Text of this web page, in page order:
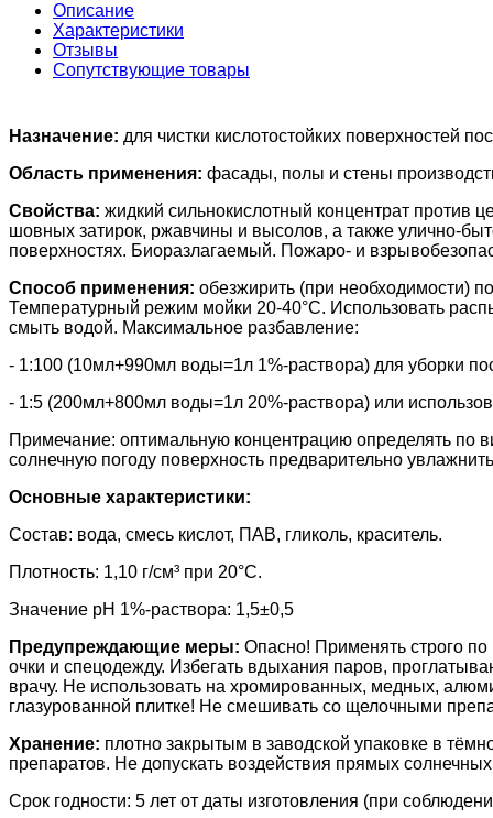
Описание
Характеристики
Отзывы
Сопутствующие товары
Назначение: для чистки кислотостойких поверхностей
Область применения: фасады, полы и стены
Свойства: жидкий сильнокислотный концентрат против
шовных затирок, ржавчины и высолов, а также улично-
поверхностях. Биоразлагаемый. Пожаро- и
Способ применения: обезжирить (при необходимости)
Температурный режим мойки 20-40°С. Использовать
смыть водой. Максимальное разбавление:
- 1:100 (10мл+990мл воды=1л 1%-раствора) для уборки
- 1:5 (200мл+800мл воды=1л 20%-раствора) или
Примечание: оптимальную концентрацию определять по
солнечную погоду поверхность предварительно
Основные характеристики:
Состав: вода, смесь кислот, ПАВ, гликоль, краситель.
Плотность: 1,10 г/см³ при 20°С.
Значение pH 1%-раствора: 1,5±0,5
Предупреждающие меры: Опасно! Применять строго
очки и спецодежду. Избегать вдыхания паров,
врачу. Не использовать на хромированных, медных,
глазурованной плитке! Не смешивать со щелочными
Хранение: плотно закрытым в заводской упаковке в
препаратов. Не допускать воздействия прямых
Срок годности: 5 лет от даты изготовления (при